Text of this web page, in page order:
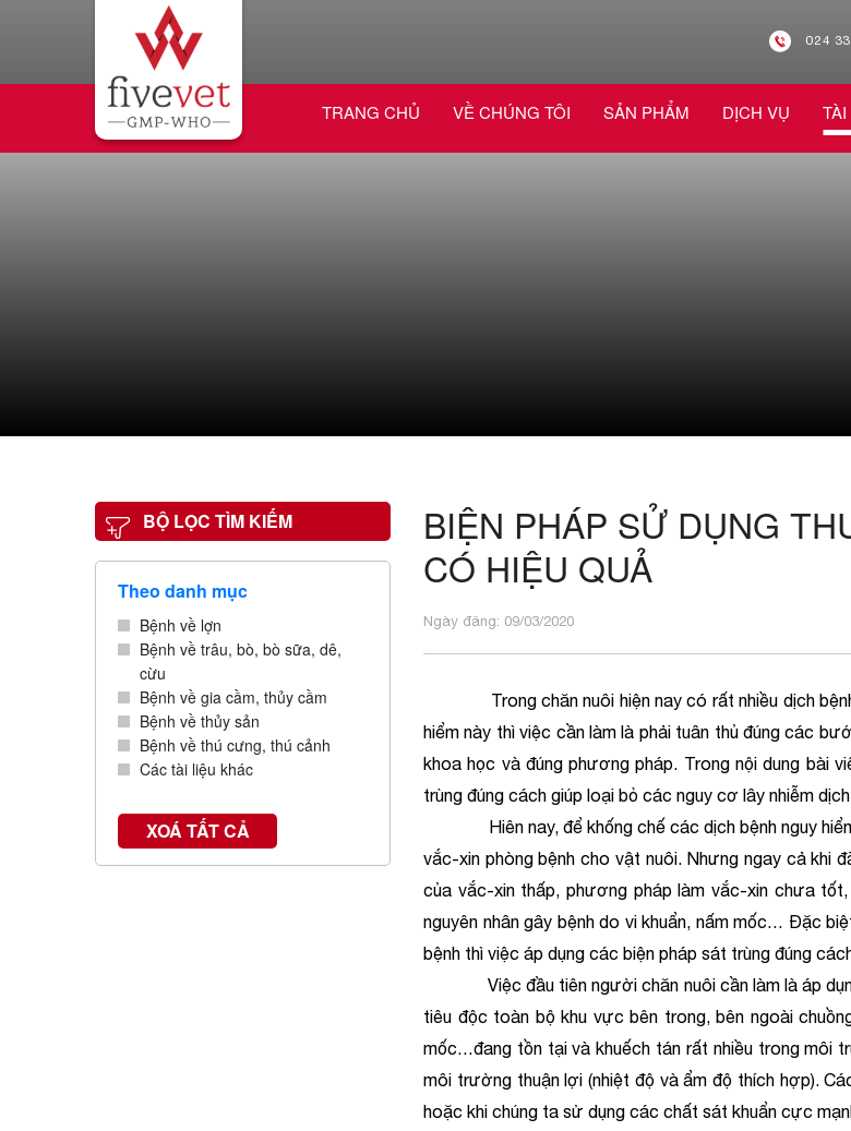
024
TRANG CHỦ VỀ CHÚNG TÔI SẢN PHẨM DỊCH VỤ
BỘ LỌC TÌM KIẾM
Theo danh mục
Bệnh về lợn
Bệnh về trâu, bò, bò sữa, dê,
cừu
Bệnh về gia cầm, thủy cầm
Bệnh về thủy sản
Bệnh về thú cưng, thú cảnh
Các tài liệu khác
XOÁ TẤT CẢ
BIỆN PHÁP SỬ DỤNG
CÓ HIỆU QUẢ
Ngày đăng: 09/03/2020
Trong chăn nuôi hiện nay có rất nhiều dịch bệnh
hiểm này thì việc cần làm là phải tuân thủ đúng các
khoa học và đúng phương pháp. Trong nội dung bài
trùng đúng cách giúp loại bỏ các nguy cơ lây nhiễm
Hiên nay, để khống chế các dịch bệnh nguy hiểm
vắc-xin phòng bệnh cho vật nuôi. Nhưng ngay cả khi
của vắc-xin thấp, phương pháp làm vắc-xin chưa
nguyên nhân gây bệnh do vi khuẩn, nấm mốc… Đặc
bệnh thì việc áp dụng các biện pháp sát trùng đúng
Việc đầu tiên người chăn nuôi cần làm là áp
tiêu độc toàn bộ khu vực bên trong, bên ngoài
mốc…đang tồn tại và khuếch tán rất nhiều trong môi
môi trường thuận lợi (nhiệt độ và ẩm độ thích hợp).
hoặc khi chúng ta sử dụng các chất sát khuẩn cực